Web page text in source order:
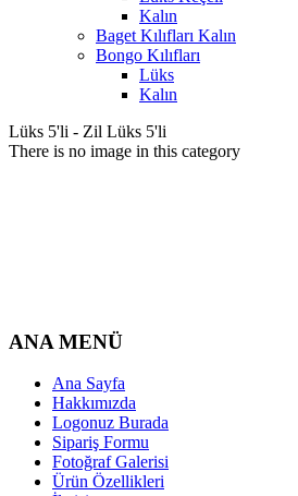
Kalın
Baget Kılıfları Kalın
Bongo Kılıfları
Lüks
Kalın
Lüks 5'li - Zil Lüks 5'li
There is no image in this category
ANA MENÜ
Ana Sayfa
Hakkımızda
Logonuz Burada
Sipariş Formu
Fotoğraf Galerisi
Ürün Özellikleri